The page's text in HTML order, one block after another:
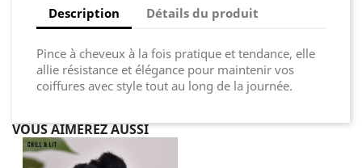
Description Détails du produit
Pince à cheveux à la fois pratique et tendance, elle
allie résistance et élégance pour maintenir vos
coiffures avec style tout au long de la journée.
VOUS AIMEREZ AUSSI